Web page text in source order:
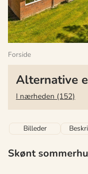
Forside
Alternative
I nærheden (152)
Billeder
Skønt